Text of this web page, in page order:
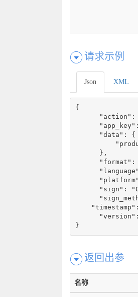
请求示例
Json XML
{
"action":
      "data": {
      },
"format":
"sign":
}
返回出参
名称